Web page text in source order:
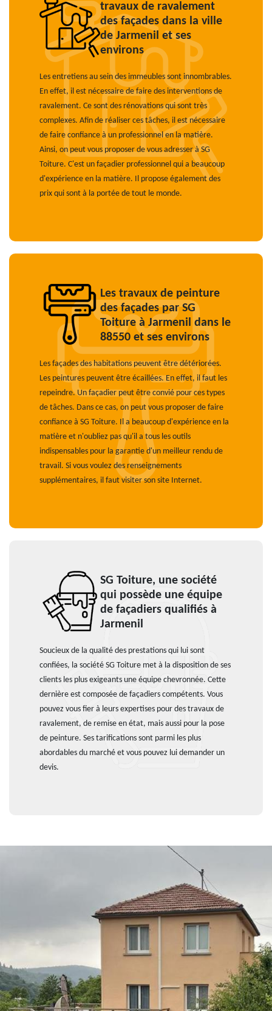
travaux de ravalement
des façades dans la ville
de Jarmenil et ses
environs
Les entretiens au sein des immeubles sont innombrables.
En effet, il est nécessaire de faire des interventions de
ravalement. Ce sont des rénovations qui sont très
complexes. Afin de réaliser ces tâches, il est nécessaire
de faire confiance à un professionnel en la matière.
Ainsi, on peut vous proposer de vous adresser à SG
Toiture. C'est un façadier professionnel qui a beaucoup
d'expérience en la matière. Il propose également des
prix qui sont à la portée de tout le monde.
Les travaux de peinture
des façades par SG
Toiture à Jarmenil dans le
88550 et ses environs
Les façades des habitations peuvent être détériorées.
Les peintures peuvent être écaillées. En effet, il faut les
repeindre. Un façadier peut être convié pour ces types
de tâches. Dans ce cas, on peut vous proposer de faire
confiance à SG Toiture. Il a beaucoup d'expérience en la
matière et n'oubliez pas qu'il a tous les outils
indispensables pour la garantie d'un meilleur rendu de
travail. Si vous voulez des renseignements
supplémentaires, il faut visiter son site Internet.
SG Toiture, une société
qui possède une équipe
de façadiers qualifiés à
Jarmenil
Soucieux de la qualité des prestations qui lui sont
confiées, la société SG Toiture met à la disposition de ses
clients les plus exigeants une équipe chevronnée. Cette
dernière est composée de façadiers compétents. Vous
pouvez vous fier à leurs expertises pour des travaux de
ravalement, de remise en état, mais aussi pour la pose
de peinture. Ses tarifications sont parmi les plus
abordables du marché et vous pouvez lui demander un
devis.